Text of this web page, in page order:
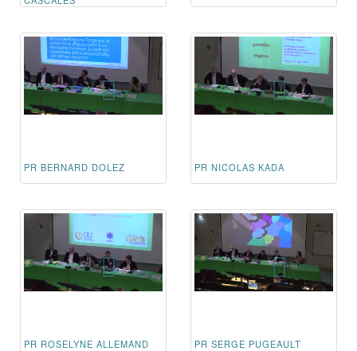
PR BERNARD DOLEZ PR NICOLAS KADA
PR ROSELYNE ALLEMAND PR SERGE PUGEAULT